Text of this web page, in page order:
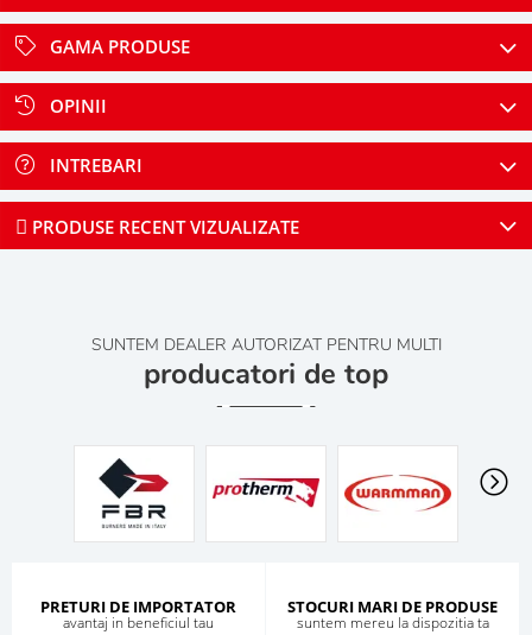
GAMA PRODUSE
OPINII
INTREBARI
PRODUSE RECENT VIZUALIZATE
SUNTEM DEALER AUTORIZAT PENTRU MULTI
producatori de top
PRETURI DE IMPORTATOR
avantaj in beneficiul tau
STOCURI MARI DE PRODUSE
suntem mereu la dispozitia ta